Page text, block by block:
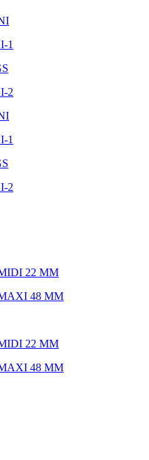
1
2
1
2
22 ММ
48 ММ
22 ММ
48 ММ